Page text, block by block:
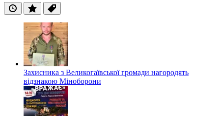
ОстанніПопулярні
Теги
Захисника з Великогаївської громади нагородять
відзнакою Міноборони